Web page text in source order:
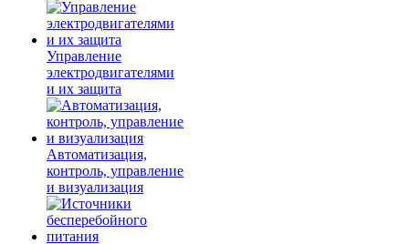
Управление
электродвигателями
и их защита
Автоматизация,
контроль, управление
и визуализация